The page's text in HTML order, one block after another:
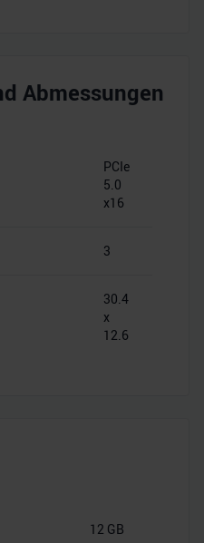
Abmessungen
PCIe
5.0
x16
3
30.4
x
12.6
12 GB